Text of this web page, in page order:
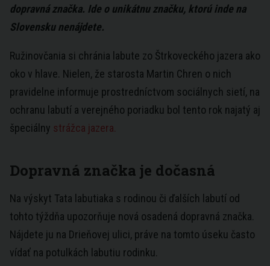
dopravná značka. Ide o unikátnu značku, ktorú inde na
Slovensku nenájdete.
Ružinovčania si chránia labute zo Štrkoveckého jazera ako
oko v hlave. Nielen, že starosta Martin Chren o nich
pravidelne informuje prostredníctvom sociálnych sietí, na
ochranu labutí a verejného poriadku bol tento rok najatý aj
špeciálny strážca jazera.
Dopravná značka je dočasná
Na výskyt Tata labutiaka s rodinou či ďalších labutí od
tohto týždňa upozorňuje nová osadená dopravná značka.
Nájdete ju na Drieňovej ulici, práve na tomto úseku často
vídať na potulkách labutiu rodinku.